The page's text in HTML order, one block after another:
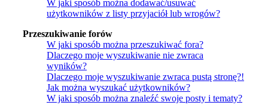
W jaki sposób można dodawać/usuwać
użytkowników z listy przyjaciół lub wrogów?
Przeszukiwanie forów
W jaki sposób można przeszukiwać fora?
Dlaczego moje wyszukiwanie nie zwraca
wyników?
Dlaczego moje wyszukiwanie zwraca pustą stronę?!
Jak można wyszukać użytkowników?
W jaki sposób można znaleźć swoje posty i tematy?